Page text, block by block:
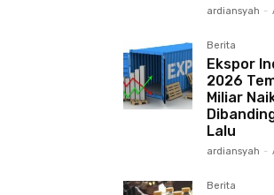
ardiansyah -
Berita
Ekspor
2026
Miliar
Lalu
ardiansyah -
Berita